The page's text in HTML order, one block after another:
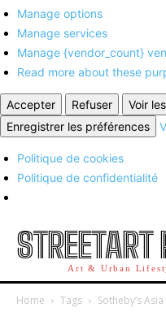
Manage options
Manage services
Manage {vendor_count}
Read more about these
Accepter Refuser
Voir
Enregistrer les préférences
Politique de cookies
Politique de confidentialité
STREETART
Art & Urban
Home Tags Sotheby’s Asia